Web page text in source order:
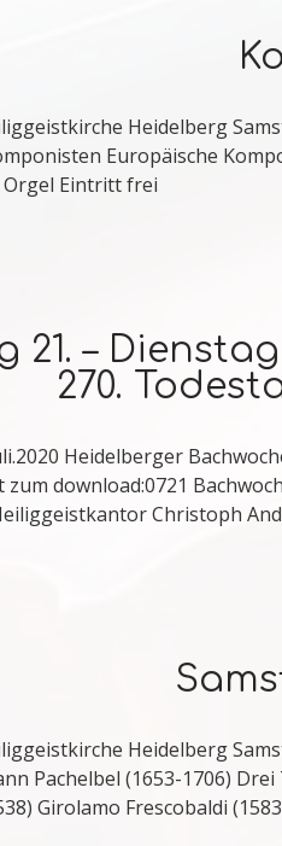
Heidelberg
Europäische
Orgel Eintritt frei
21. –
270.
Heidelberger
download:0721
Christoph
Heidelberg
Pachelbel (1653-1706)
Girolamo Frescobaldi